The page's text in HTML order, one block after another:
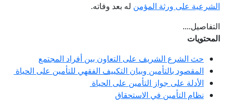
الشرعية على ورثة المؤمن له بعد وفاته.
التفاصيل....
المحتويات
حث الشرع الشريف على التعاون بين أفراد المجتمع
المقصود بالتأمين وبيان التكييف الفقهي للتأمين على الحياة
الأدلة على جواز التأمين على الحياة
نظام التأمين في الاستحقاق